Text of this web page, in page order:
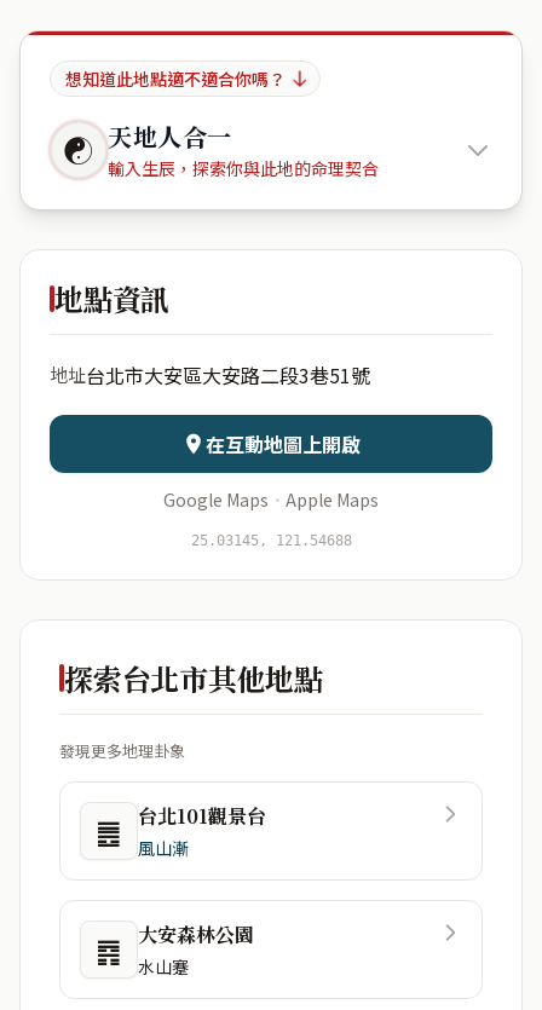
想知道此地點適不適合你嗎？
☯ 天地人合一
輸入生辰，探索你與此地的命理契合
忠泰鳳磐
日期 出生時辰
資料僅用於即時分析，不會儲存於伺服器
地點資訊
地址台北市大安區大安路二段3巷51號
在互動地圖上開啟
Google Maps · Apple Maps
25.03145, 121.54688
探索台北市其他地點
發現更多地理卦象
䷌ 台北101觀景台
風山漸
䷴ 大安森林公園
水山蹇